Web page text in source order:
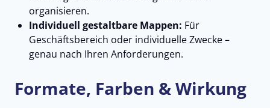
organisieren.
Individuell gestaltbare Mappen: Für
Geschäftsbereich oder individuelle Zwecke –
genau nach Ihren Anforderungen.
Formate, Farben & Wirkung